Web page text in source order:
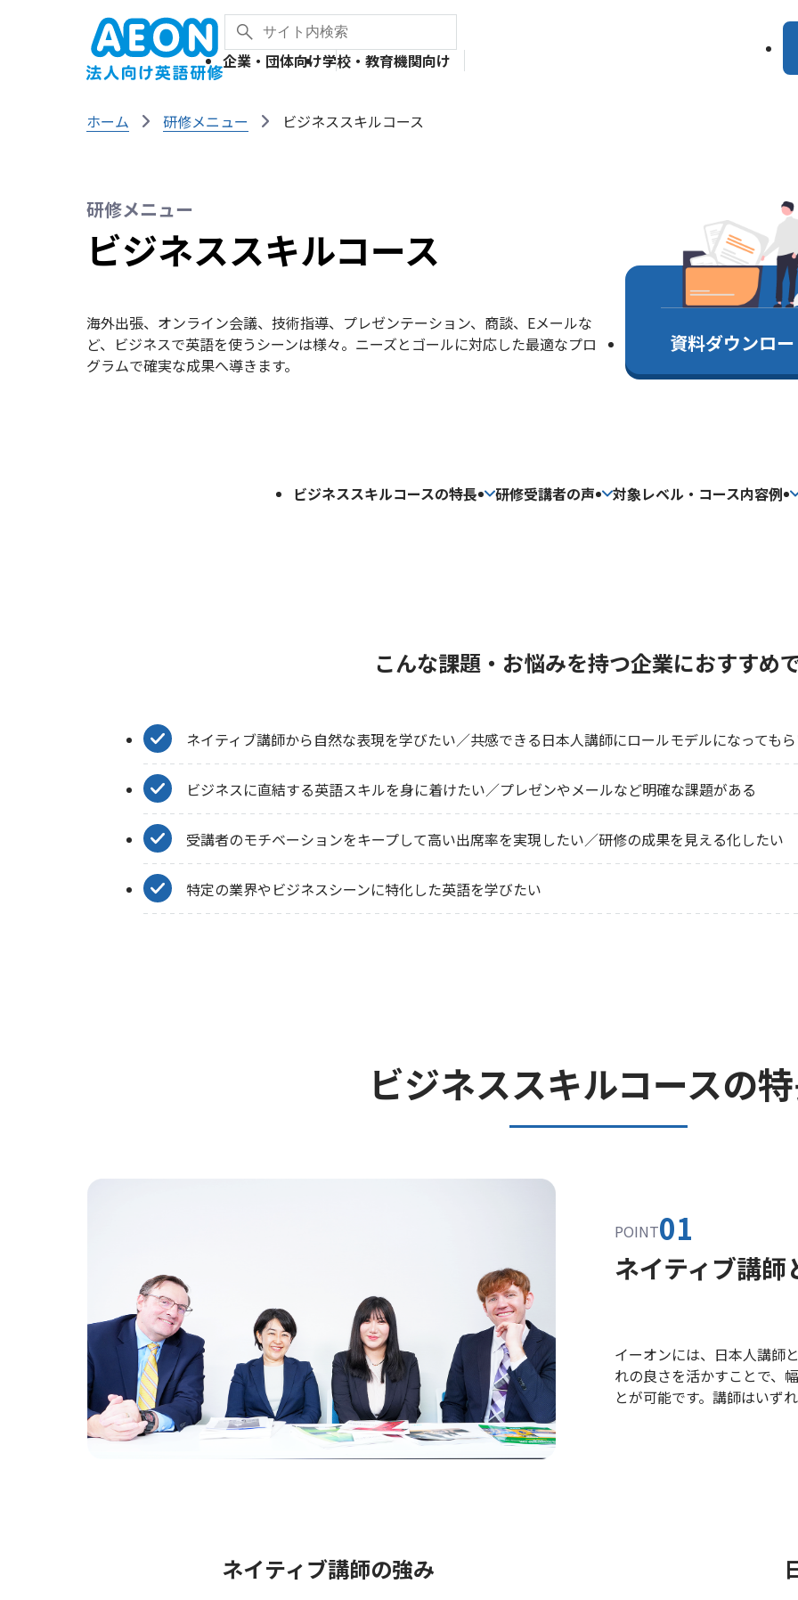
サ
イ
ト
索
検
索
企業・団体向け学校・教育機関向け
ホーム 研修メニュー ビジネススキルコース
研修メニュー
ビジネススキルコース
海外出張、オンライン会議、技術指導、プレゼンテーション、商談、Eメールな
ど、ビジネスで英語を使うシーンは様々。ニーズとゴールに対応した最適なプロ
グラムで確実な成果へ導きます。
資料ダウンロ
ビジネススキルコースの特長 研修受講者の声 対象レベル・コース内容例
こんな課題・お悩みを持つ企業におすすめ
ネイティブ講師から自然な表現を学びたい／共感できる日本人講師にロールモデルになっても
ビジネスに直結する英語スキルを身に着けたい／プレゼンやメールなど明確な課題がある
受講者のモチベーションをキープして高い出席率を実現したい／研修の成果を見える化したい
特定の業界やビジネスシーンに特化した英語を学びたい
ビジネススキルコースの
POINT01
ネイティブ講
イーオンには、日本人講師
れの良さを活かすことで、
とが可能です。講師はいず
ネイティブ講師の強み